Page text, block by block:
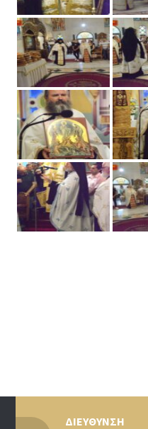
ΔΙΕΥΘΥΝΣΗ